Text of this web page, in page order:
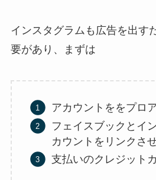
インスタグラムも広告を出す
要があり、まずは
アカウントををプロ
フェイスブックとイ
カウントをリンクさ
支払いのクレジット